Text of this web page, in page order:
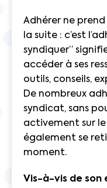
Adhérer ne
la suite : c’est
syndiquer”
accéder à ses
outils, conseils,
De nombreux
syndicat, sans
activement sur
également se
moment.
Vis-à-vis de son